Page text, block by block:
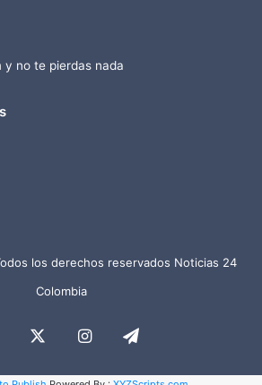
y no te pierdas nada
los derechos reservados Noticias 24
Colombia
InstagramTelegram